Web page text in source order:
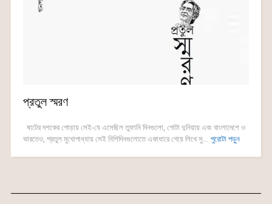
প্রতুল স্মরণ
ষাটের দশকের গোড়ায় সেই-যে এসেছিল তুফানি দিনগুলো, গোটা দুনিয়ায় এবং বাংলাদেশে ও
ভারতেও, প্রতুল মুখোপাধ্যায় সেই নিশিদিনগুলোতে একাধারে গেয়ে লিখে সু... পুরোটা পড়ুন